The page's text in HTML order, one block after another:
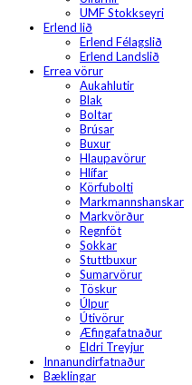
UMF Stokkseyri
Erlend lið
Erlend Félagslið
Erlend Landslið
Errea vörur
Aukahlutir
Blak
Boltar
Brúsar
Buxur
Hlaupavörur
Hlífar
Körfubolti
Markmannshanskar
Markvörður
Regnföt
Sokkar
Stuttbuxur
Sumarvörur
Töskur
Úlpur
Útivörur
Æfingafatnaður
Eldri Treyjur
Innanundirfatnaður
Bæklingar